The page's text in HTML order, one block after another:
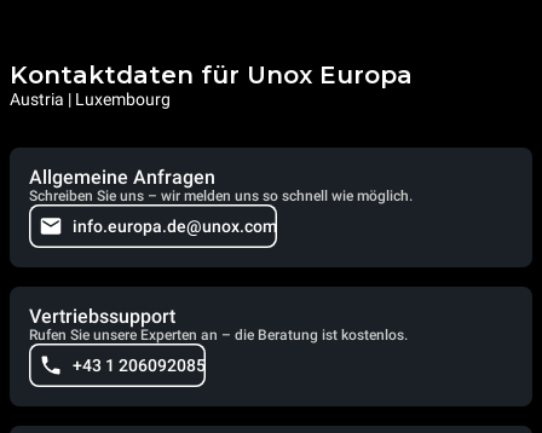
Kontaktdaten für Unox Europa
Austria | Luxembourg
Allgemeine Anfragen
Schreiben Sie uns – wir melden uns so schnell wie möglich.
info.europa.de@unox.com
Vertriebssupport
Rufen Sie unsere Experten an – die Beratung ist kostenlos.
+43 1 206092085